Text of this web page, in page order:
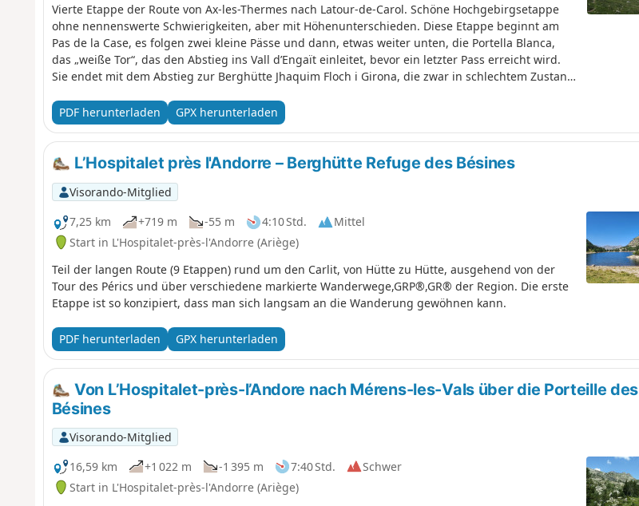
Vierte Etappe der Route von Ax-les-Thermes nach Latour-de-Carol. Schöne Hochgebirgsetappe
ohne nennenswerte Schwierigkeiten, aber mit Höhenunterschieden. Diese Etappe beginnt am
Pas de la Case, es folgen zwei kleine Pässe und dann, etwas weiter unten, die Portella Blanca,
das „weiße Tor“, das den Abstieg ins Vall d’Engaït einleitet, bevor ein letzter Pass erreicht wird.
Sie endet mit dem Abstieg zur Berghütte Jhaquim Floch i Girona, die zwar in schlechtem Zustand
PDF herunterladen
GPX herunterladen
L’Hospitalet près l'Andorre – Berghütte Refuge des Bésines
Visorando-Mitglied
7,25 km
+719 m -55 m 4:10 Std.
Mittel
Start in L'Hospitalet-près-l'Andorre (Ariège)
Teil der langen Route (9 Etappen) rund um den Carlit, von Hütte zu Hütte, ausgehend von der
Tour des Pérics und über verschiedene markierte Wanderwege,GRP®,GR® der Region. Die erste
Etappe ist so konzipiert, dass man sich langsam an die Wanderung gewöhnen kann.
PDF herunterladen GPX herunterladen
Von L’Hospitalet-près-l’Andore nach Mérens-les-Vals über die Porteille des
Bésines
Visorando-Mitglied
16,59 km
+1 022 m -1 395 m 7:40 Std.
Schwer
Start in L'Hospitalet-près-l'Andorre (Ariège)